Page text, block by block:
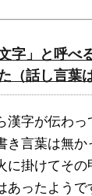
字」と呼べ
（話し言葉
漢字が伝わ
き言葉は無か
に掛けてそ
あったよう